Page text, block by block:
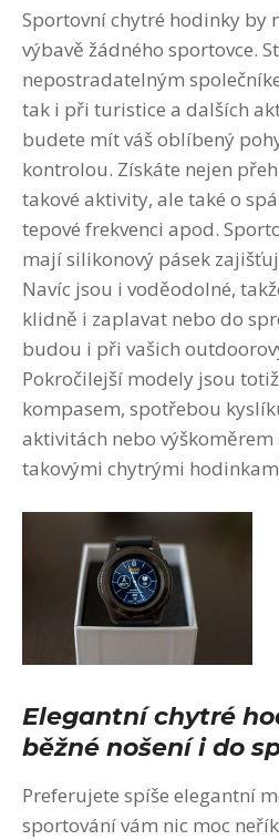
Sportovní chytré hodinky by
výbavě žádného sportovce.
nepostradatelným
tak i při turistice a dalších
budete mít váš oblíbený
kontrolou. Získáte nejen
takové aktivity, ale také o
tepové frekvenci apod.
mají silikonový pásek
Navíc jsou i voděodolné,
klidně i zaplavat nebo do
budou i při vašich
Pokročilejší modely jsou
kompasem, spotřebou
aktivitách nebo výškoměrem
takovými chytrými
Elegantní chytré
běžné nošení i do
Preferujete spíše elegantní
sportování vám nic moc